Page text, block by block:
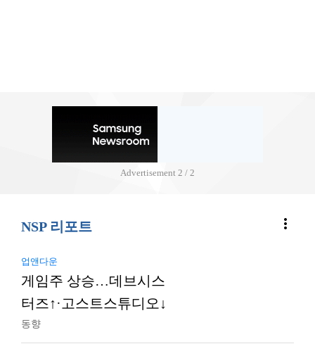
Advertisement 2 / 2
NSP 리포트 more_vert
업앤다운
게임주 상승…데브시스
터즈↑·고스트스튜디오↓
동향